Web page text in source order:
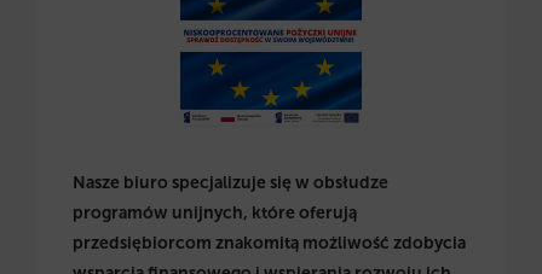
Nasze biuro specjalizuje się w obsłudze
programów unijnych, które oferują
przedsiębiorcom znakomitą możliwość zdobycia